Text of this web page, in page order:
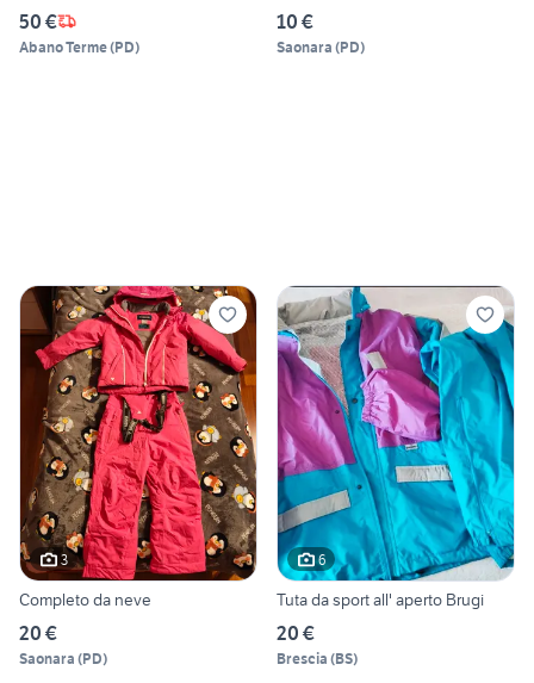
50 €
Abano Terme(PD)
10 €
Saonara (PD)
3
Completo da neve
20 €
Saonara (PD)
6
Tuta da sport all' aperto Brugi
20 €
Brescia (BS)